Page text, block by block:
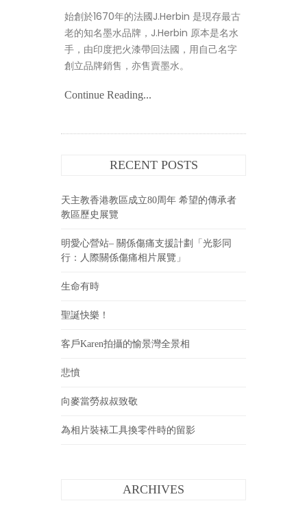
始創於1670年的法國J.Herbin 是現存最古
老的知名墨水品牌，J.Herbin 原本是名水
手，由印度把火漆帶回法國，用自己名字
創立品牌銷售，亦售賣墨水。
Continue Reading...
RECENT POSTS
天主教香港教區成立80周年 希望的傳承者
教區歷史展覽
明愛心營站– 關係傷痛支援計劃「光影同
行：人際關係傷痛相片展覽」
生命有時
聖誕快樂！
客戶Karen拍攝的愉景灣全景相
悲憤
向麥當勞叔叔致敬
為相片裝裱工具換零件時的留影
ARCHIVES